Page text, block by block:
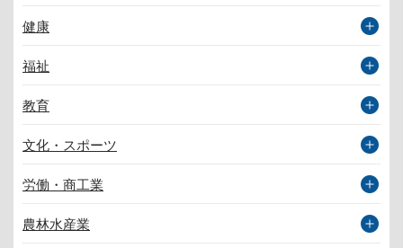
健康
福祉
教育
文化・スポーツ
労働・商工業
農林水産業